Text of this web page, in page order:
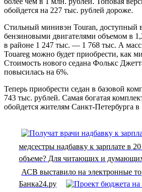
обойдется на 227 тыс. рублей дороже.
Стильный минивэн Touran, доступный
бензиновыми двигателями объемом в
в районе 1 247 тыс. — 1 768 тыс. А
Touareg можно будет приобрести, как
Стоимость нового седана Фолькс
повысилась на 6%.
Теперь приобрести седан в базовой
743 тыс. рублей. Самая богатая
обойдется жителям Санкт-Петербурга в
медсестры надбавку к зарплате в
объеме? Для читающих и
АСВ выставило на электронные
Банка24.ру